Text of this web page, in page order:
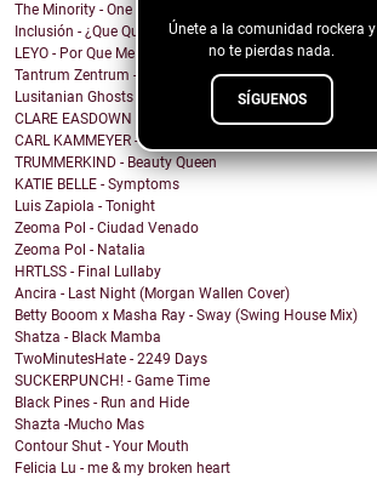
Únete a la comunidad rockera y
no te pierdas nada.
SÍGUENOS
The Minority - One Of A Kind
Inclusión - ¿Que Quieres de Mí?
LEYO - Por Que Me Haces Llorar
Tantrum Zentrum - Don't Be A Fascist
Lusitanian Ghosts - September
CLARE EASDOWN - I Break
CARL KAMMEYER - One
TRUMMERKIND - Beauty Queen
KATIE BELLE - Symptoms
Luis Zapiola - Tonight
Zeoma Pol - Ciudad Venado
Zeoma Pol - Natalia
HRTLSS - Final Lullaby
Ancira - Last Night (Morgan Wallen Cover)
Betty Booom x Masha Ray - Sway (Swing House Mix)
Shatza - Black Mamba
TwoMinutesHate - 2249 Days
SUCKERPUNCH! - Game Time
Black Pines - Run and Hide
Shazta -Mucho Mas
Contour Shut - Your Mouth
Felicia Lu - me & my broken heart